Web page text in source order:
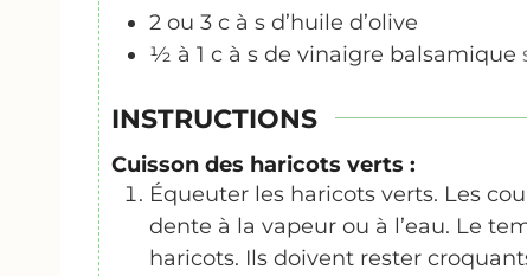
2 ou 3 c à s d’huile d’olive
½ à 1 c à s de vinaigre balsamique
INSTRUCTIONS
Cuisson des haricots verts :
Équeuter les haricots verts. Les
dente à la vapeur ou à l’eau. Le
haricots. Ils doivent rester